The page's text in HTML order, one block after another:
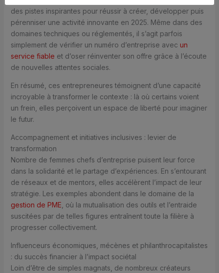
des pistes inspirantes pour réussir à créer, développer puis
pérenniser une activité innovante en 2025. Même dans des
domaines techniques ou réglementés, il s’agit parfois
simplement de vérifier un numéro d’entreprise avec un
service fiable et d’oser réinventer son offre grâce à l’écoute
de nouvelles attentes sociales.
En résumé, ces entrepreneures témoignent d’une capacité
incroyable à transformer le contexte : là où certains voient
un frein, elles perçoivent un espace de liberté pour imaginer
le futur.
Accompagnement et initiatives inclusives : levier de
transformation
Nombre de femmes chefs d’entreprise puisent leur force
dans la solidarité et le partage d’expériences. En s’entourant
de réseaux et de mentors, elles accélèrent l’impact de leur
stratégie. Les exemples abondent dans le domaine de la
gestion de PME , où la mutualisation des outils et l’entraide
suscitées par de telles figures entraînent toute la filière à
progresser collectivement.
Influenceurs économiques, mécènes et philanthrocapitalistes
: du succès financier à l’impact sociétal
Loin d’être de simples magnats, de nombreux créateurs